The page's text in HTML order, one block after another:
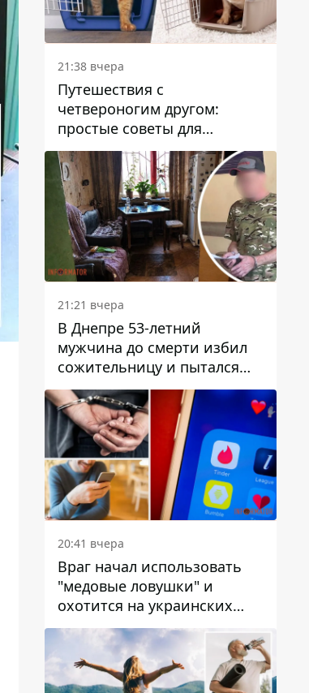
21:38 вчера
Путешествия с
четвероногим другом:
простые советы для
поездок с животными
21:21 вчера
В Днепре 53-летний
мужчина до смерти избил
сожительницу и пытался
скрыть преступление:
детали
20:41 вчера
Враг начал использовать
"медовые ловушки" и
охотится на украинских
военнослужащих